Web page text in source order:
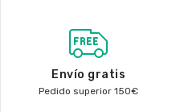
Envío gratis
Pedido superior 150€